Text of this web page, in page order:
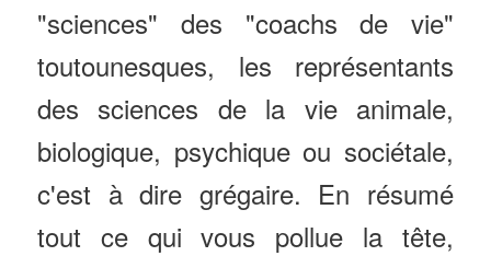
"sciences" des "coachs de vie"
toutounesques, les représentants
des sciences de la vie animale,
biologique, psychique ou sociétale,
c'est à dire grégaire. En résumé
tout ce qui vous pollue la tête,